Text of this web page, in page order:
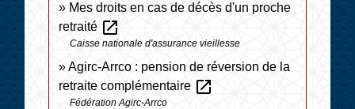
Mes droits en cas de décès d'un proche
retraité open_in_new
Caisse nationale d'assurance vieillesse
Agirc-Arrco : pension de réversion de la
retraite complémentaire open_in_new
Fédération Agirc-Arrco